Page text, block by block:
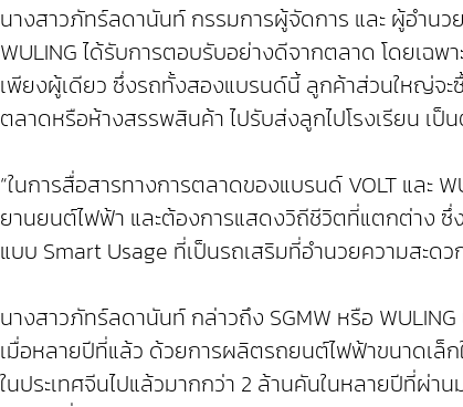
นางสาวภัทร์ลดานันท์ กรรมการผู้จัดการ และ ผู้อำนว
WULING ได้รับการตอบรับอย่างดีจากตลาด โดยเฉ
เพียงผู้เดียว ซึ่งรถทั้งสองแบรนด์นี้ ลูกค้าส่วนใหญ่จะซื้
ตลาดหรือห้างสรรพสินค้า ไปรับส่งลูกไปโรงเรียน เป็
“ในการสื่อสารทางการตลาดของแบรนด์ VOLT และ
ยานยนต์ไฟฟ้า และต้องการแสดงวิถีชีวิตที่แตกต่าง ซึ่
แบบ Smart Usage ที่เป็นรถเสริมที่อำนวยความสะด
นางสาวภัทร์ลดานันท์ กล่าวถึง SGMW หรือ
เมื่อหลายปีที่แล้ว ด้วยการผลิตรถยนต์ไฟฟ้าขนาดเล็
ในประเทศจีนไปแล้วมากกว่า 2 ล้านคันในหลายปีที่ผ่